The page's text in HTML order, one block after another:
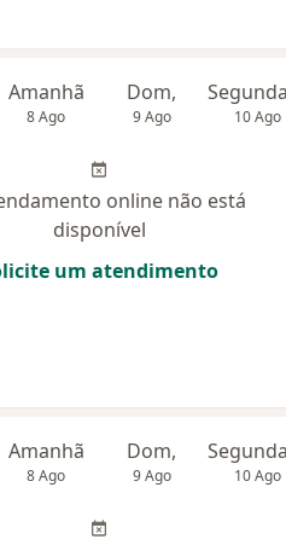
Amanhã
8 Ago
Dom,
9 Ago 10 Ago
online não está
disponível
um atendimento
Amanhã
8 Ago
Dom,
9 Ago 10 Ago